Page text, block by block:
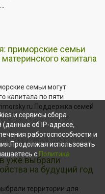
приморские семьи
капитала
семьи могут
капитала по пяти
Поддержка семей
уже выбрали
на будущий год
территории для
и сервисы сбора
(данные об IP-адресе,
работоспособности и
использовать
с Политика